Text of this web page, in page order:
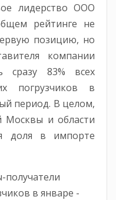
лидерство ООО
рейтинге не
позицию, но
компании
сразу 83% всех
погрузчиков в
период. В целом,
Москвы и области
доля в импорте